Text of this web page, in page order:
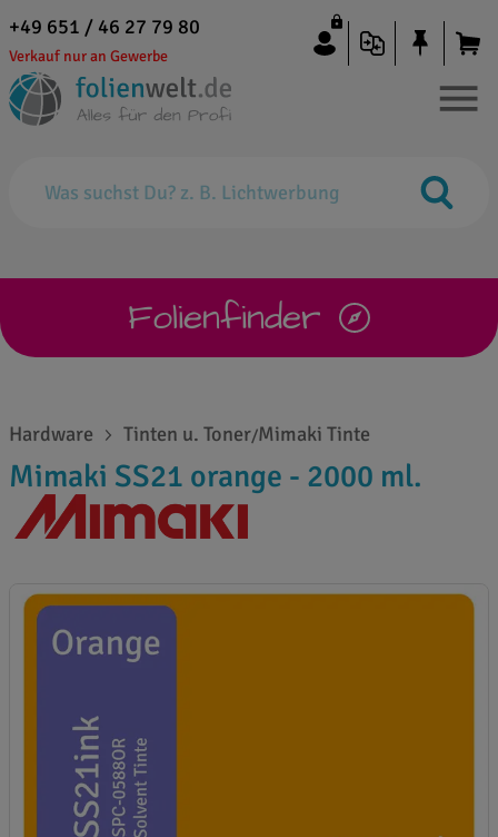
+49 651 / 46 27 79 80
Verkauf nur an Gewerbe
Folienfinder
Hardware Tinten u. Toner/Mimaki Tinte
Mimaki SS21 orange - 2000 ml.